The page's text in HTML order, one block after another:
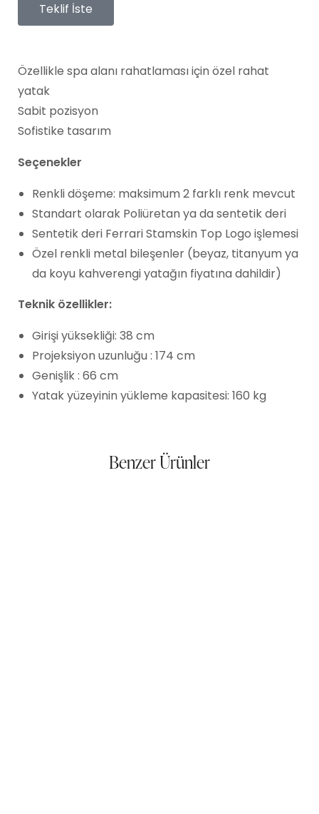
Teklif İste
Özellikle spa alanı rahatlaması için özel rahat
yatak
Sabit pozisyon
Sofistike tasarım
Seçenekler
Renkli döşeme: maksimum 2 farklı renk mevcut
Standart olarak Poliüretan ya da sentetik deri
Sentetik deri Ferrari Stamskin Top Logo işlemesi
Özel renkli metal bileşenler (beyaz, titanyum ya
da koyu kahverengi yatağın fiyatına dahildir)
Teknik özellikler:
Girişi yüksekliği: 38 cm
Projeksiyon uzunluğu : 174 cm
Genişlik : 66 cm
Yatak yüzeyinin yükleme kapasitesi: 160 kg
Benzer Ürünler